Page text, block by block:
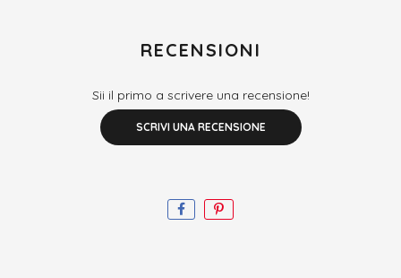
RECENSIONI
Sii il primo a scrivere una recensione!
SCRIVI UNA RECENSIONE